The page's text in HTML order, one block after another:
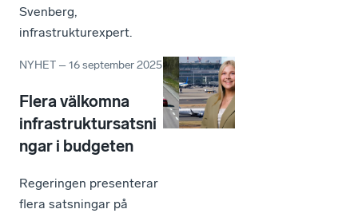
Svenberg,
infrastrukturexpert.
NYHET –16 september 2025
Flera välkomna
infrastruktursatsni
ngar i budgeten
Regeringen presenterar
flera satsningar på